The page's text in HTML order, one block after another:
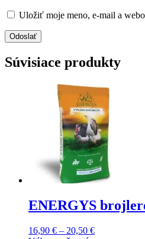
Uložiť moje meno, e-mail a
Súvisiace produkty
ENERGYS
16,90 € – 20,50 €Price